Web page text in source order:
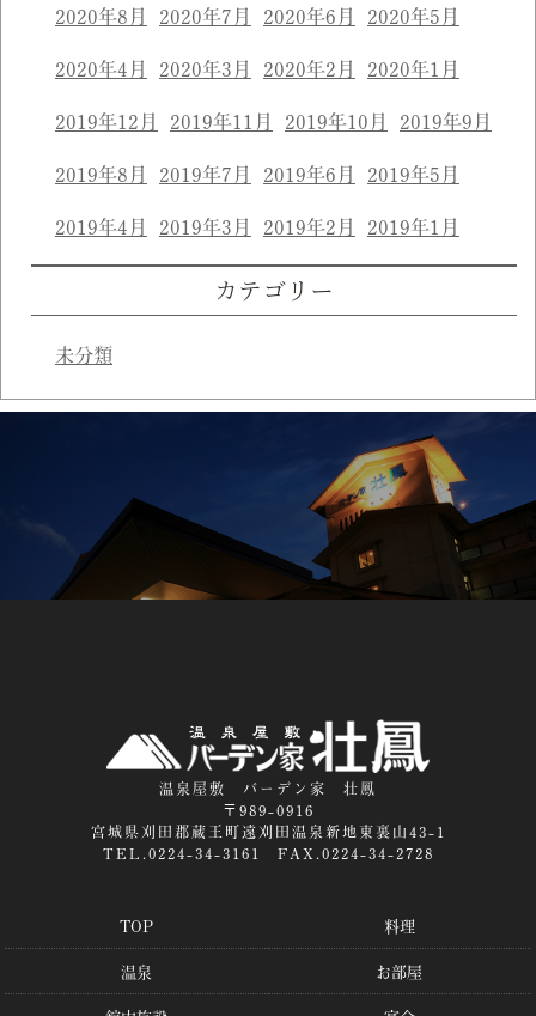
2020年8月 2020年7月 2020年6月 2020年5月
2020年4月 2020年3月 2020年2月 2020年1月
2019年12月 2019年11月 2019年10月 2019年9月
2019年8月 2019年7月 2019年6月 2019年5月
2019年4月 2019年3月 2019年2月 2019年1月
カテゴリー
未分類
温泉屋敷 バーデン家 壮鳳
〒989-0916
宮城県刈田郡蔵王町遠刈田温泉新地東裏山43-1
TEL.0224-34-3161 FAX.0224-34-2728
TOP
料理
温泉
お部屋